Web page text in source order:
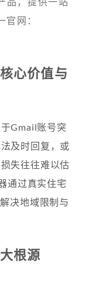
品，提供一站
官网：
心价值与
Gmail账号突
及时回复，或
失往往难以估
通过真实住宅
决地域限制与
根源